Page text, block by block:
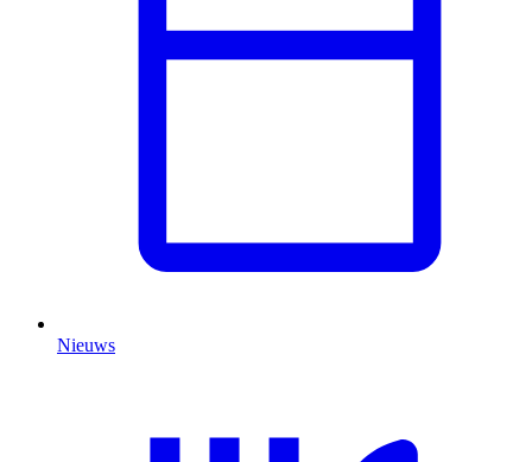
Nieuws